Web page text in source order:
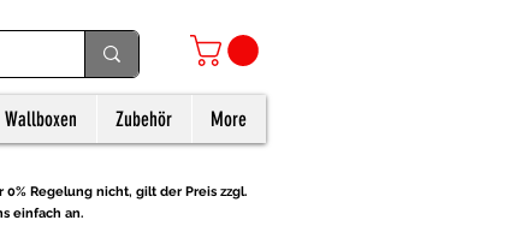
Wallboxen Zubehör More
Regelung nicht, gilt der Preis zzgl.
einfach an.